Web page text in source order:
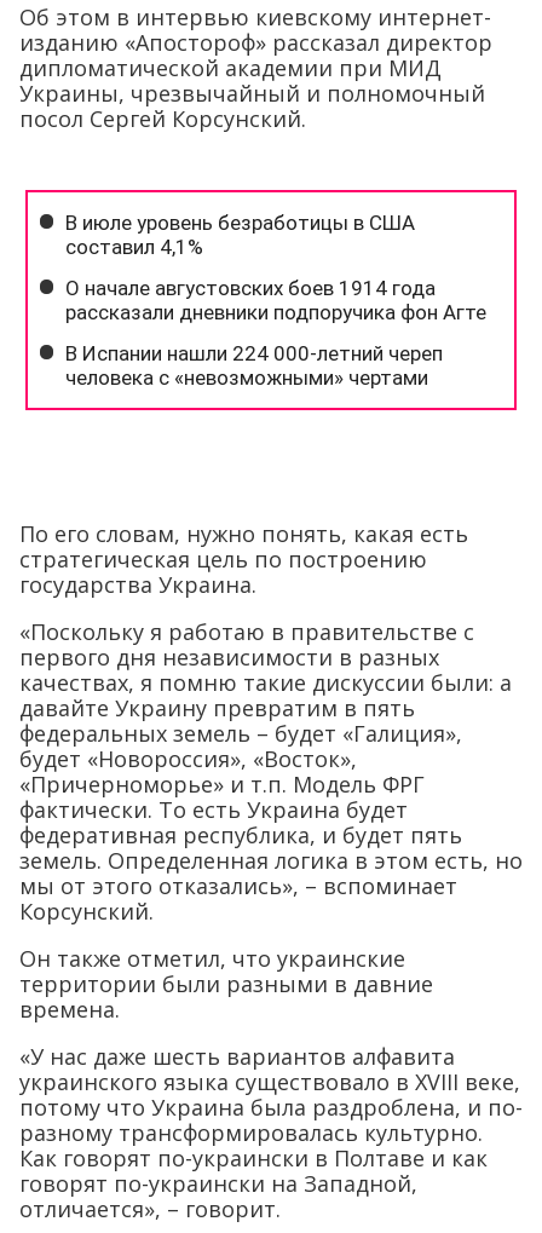
Об этом в интервью киевскому интернет-
изданию «Апостороф» рассказал директор
дипломатической академии при МИД
Украины, чрезвычайный и полномочный
посол Сергей Корсунский.
По его словам, нужно понять, какая есть
стратегическая цель по построению
государства Украина.
«Поскольку я работаю в правительстве с
первого дня независимости в разных
качествах, я помню такие дискуссии были: а
давайте Украину превратим в пять
федеральных земель – будет «Галиция»,
будет «Новороссия», «Восток»,
«Причерноморье» и т.п. Модель ФРГ
фактически. То есть Украина будет
федеративная республика, и будет пять
земель. Определенная логика в этом есть, но
мы от этого отказались», – вспоминает
Корсунский.
Он также отметил, что украинские
территории были разными в давние
времена.
«У нас даже шесть вариантов алфавита
украинского языка существовало в ХVIII веке,
потому что Украина была раздроблена, и по-
разному трансформировалась культурно.
Как говорят по-украински в Полтаве и как
говорят по-украински на Западной,
отличается», – говорит.